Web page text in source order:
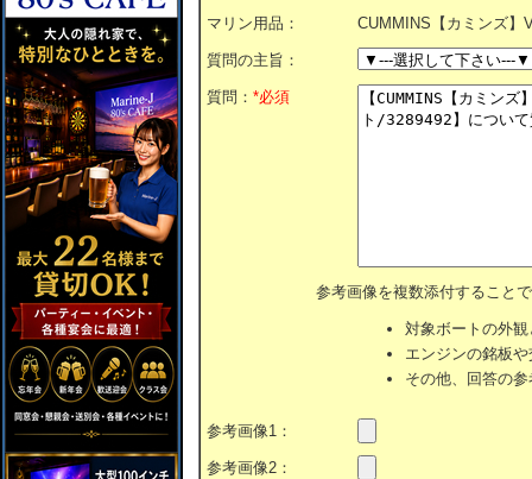
マリン用品： CUMMINS【カミンズ】
質問の主旨：
質問： *必須
参考画像を複数添付すること
対象ボートの外
エンジンの銘板
その他、回答の
参考画像1：
参考画像2：